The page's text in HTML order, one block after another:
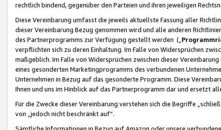
rechtlich bindend, gegenüber den Parteien und ihren jeweiligen
Diese Vereinbarung umfasst die jeweils aktuellste Fassung aller
dieser Vereinbarung Bezug genommen wird und alle anderen
des Partnerprogramms zur Verfügung gestellt werden („
verpflichten sich zu deren Einhaltung. Im Falle von Widersprüchen
maßgeblich. Im Falle von Widersprüchen zwischen dieser
eines gesonderten Marketingprogramms des verbundenen
Unternehmen in Bezug auf das gesonderte Programm. Diese
Ihnen und uns im Hinblick auf das Partnerprogramm dar und ersetzt
Für die Zwecke dieser Vereinbarung verstehen sich die Begriffe
von „jedoch nicht beschränkt auf“.